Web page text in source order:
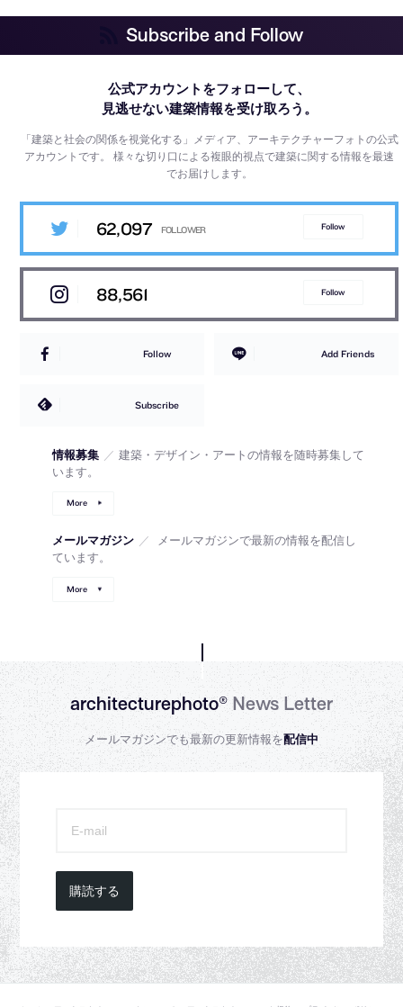
Subscribe and Follow
公式アカウントをフォローして、
見逃せない建築情報を受け取ろう。
「建築と社会の関係を視覚化する」メディア、アーキテクチャーフォトの公式
アカウントです。様々な切り口による複眼的視点で建築に関する情報を最速
でお届けします。
62,097 Follow
88,561 Follow
Follow Add Friends
Subscribe
情報募集 ／ 建築・デザイン・アートの情報を随時募集して
います。
More
メールマガジン ／
メールマガジンで最新の情報を配信し
ています。
More
architecturephoto®News Letter
メールマガジンでも最新の更新情報を配信中
購読する